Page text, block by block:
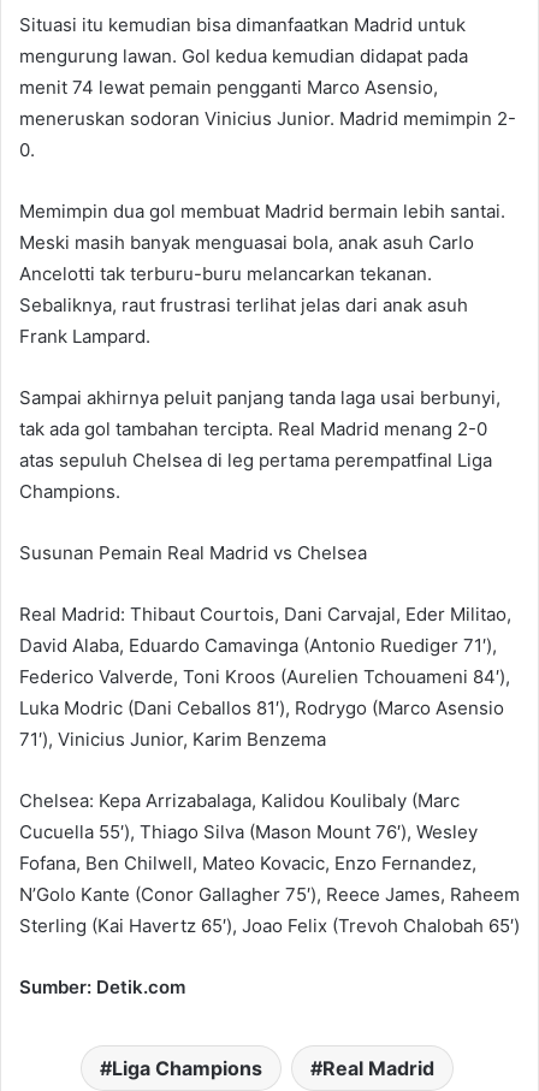
Situasi itu kemudian bisa dimanfaatkan Madrid untuk
mengurung lawan. Gol kedua kemudian didapat pada
menit 74 lewat pemain pengganti Marco Asensio,
meneruskan sodoran Vinicius Junior. Madrid memimpin 2-
0.
Memimpin dua gol membuat Madrid bermain lebih santai.
Meski masih banyak menguasai bola, anak asuh Carlo
Ancelotti tak terburu-buru melancarkan tekanan.
Sebaliknya, raut frustrasi terlihat jelas dari anak asuh
Frank Lampard.
Sampai akhirnya peluit panjang tanda laga usai berbunyi,
tak ada gol tambahan tercipta. Real Madrid menang 2-0
atas sepuluh Chelsea di leg pertama perempatfinal Liga
Champions.
Susunan Pemain Real Madrid vs Chelsea
Real Madrid: Thibaut Courtois, Dani Carvajal, Eder Militao,
David Alaba, Eduardo Camavinga (Antonio Ruediger 71′),
Federico Valverde, Toni Kroos (Aurelien Tchouameni 84′),
Luka Modric (Dani Ceballos 81′), Rodrygo (Marco Asensio
71′), Vinicius Junior, Karim Benzema
Chelsea: Kepa Arrizabalaga, Kalidou Koulibaly (Marc
Cucuella 55′), Thiago Silva (Mason Mount 76′), Wesley
Fofana, Ben Chilwell, Mateo Kovacic, Enzo Fernandez,
N’Golo Kante (Conor Gallagher 75′), Reece James, Raheem
Sterling (Kai Havertz 65′), Joao Felix (Trevoh Chalobah 65′)
Sumber: Detik.com
Liga Champions Real Madrid